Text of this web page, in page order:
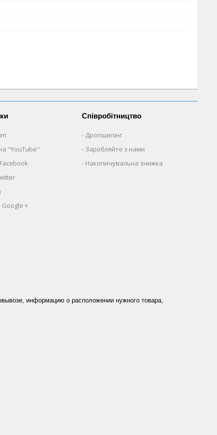
"YouTube"
+
Співробітництво
Дропшипінг
Заробляйте з нами
Накопичувальна знижка
информацию о расположении нужного товара,